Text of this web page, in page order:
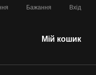
Бажання Вхід
Мій кошик